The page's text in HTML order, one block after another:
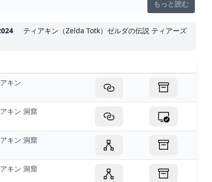
もっと読む
ティアキン（Zelda Totk）ゼルダの伝説 ティアーズ
キン
キン 洞窟
キン 洞窟
キン 洞窟